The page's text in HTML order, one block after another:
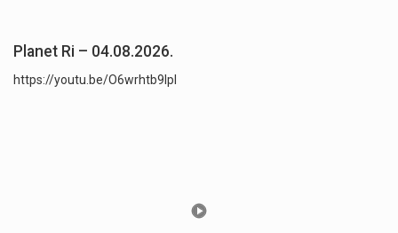
Planet Ri – 04.08.2026.
https://youtu.be/O6wrhtb9lpI